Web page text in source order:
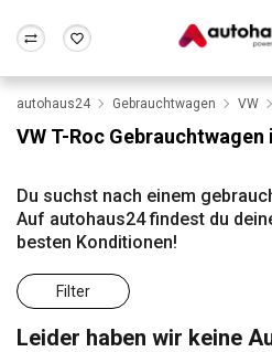
Wir bewerten dein Auto
Alle Fragen &
Rund um die
Frankfurt Wuppertal
autohaus24 Gebrauchtwagen VW
VW T-Roc Gebrauchtwagen
Du suchst nach einem
Auf autohaus24 findest du
besten Konditionen!
Filter
Leider haben wir keine